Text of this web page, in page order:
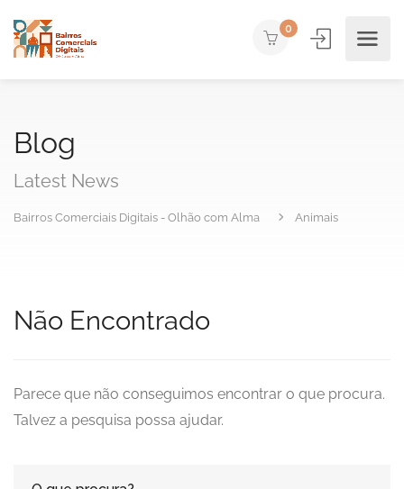
0
Blog
Latest News
Bairros Comerciais Digitais - Olhão com Alma Animais
Não Encontrado
Parece que não conseguimos encontrar o que procura.
Talvez a pesquisa possa ajudar.